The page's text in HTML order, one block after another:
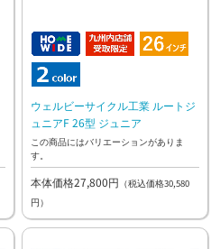
ウェルビーサイクル工業 ルートジ
ュニアF 26型 ジュニア
この商品にはバリエーションがありま
す。
本体価格27,800円 （税込価格30,580
円）